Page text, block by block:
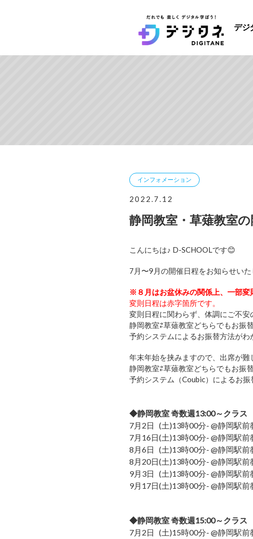
デジ
インフォメーション
2022.7.12
静岡教室・草薙教室
こんにちは♪ D-SCHOOLです😊
7月〜9月の開催日程をお知らせいた
※８月はお盆休みの関係上、一部変
変則日程は赤字箇所です。
変則日程に関わらず、 体調にご不安
静岡教室⇄草薙教室どちらでもお振
予約システムによるお振替方法が
年末年始を挟みますので、出席が
静岡教室⇄草薙教室どちらでもお振
予約システム（Coubic）によるお
◆静岡教室 奇数週13:00～クラス
7月2日 (土)13時00分- @静岡駅前
7月16日(土)13時00分- @静岡駅前
8月6日 (土)13時00分- @静岡駅前
8月20日(土)13時00分- @静岡駅前
9月3日 (土)13時00分- @静岡駅前
9月17日(土)13時00分- @静岡駅前
◆静岡教室 奇数週15:00～クラス
7月2日 (土)15時00分- @静岡駅前